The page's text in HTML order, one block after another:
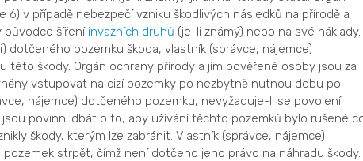
v případě nebezpečí vzniku škodlivých následků na přírodě a
původce šíření invazních druhů (je-li známý) nebo na své náklady.
dotčeného pozemku škoda, vlastník (správce, nájemce)
této škody. Orgán ochrany přírody a jím pověřené osoby jsou za
vstupovat na cizí pozemky po nezbytně nutnou dobu po
nájemce) dotčeného pozemku, nevyžaduje-li se povolení
povinni dbát o to, aby užívání těchto pozemků bylo rušené
škody, kterým lze zabránit. Vlastník (správce, nájemce)
strpět, čímž není dotčeno jeho právo na náhradu škody.